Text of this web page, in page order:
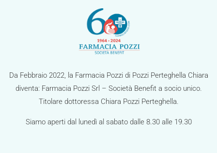
Da Febbraio 2022, la Farmacia Pozzi di Pozzi Perteghella Chiara
diventa: Farmacia Pozzi Srl – Società Benefit a socio unico.
Titolare dottoressa Chiara Pozzi Perteghella.
Siamo aperti dal lunedì al sabato dalle 8.30 alle 19.30